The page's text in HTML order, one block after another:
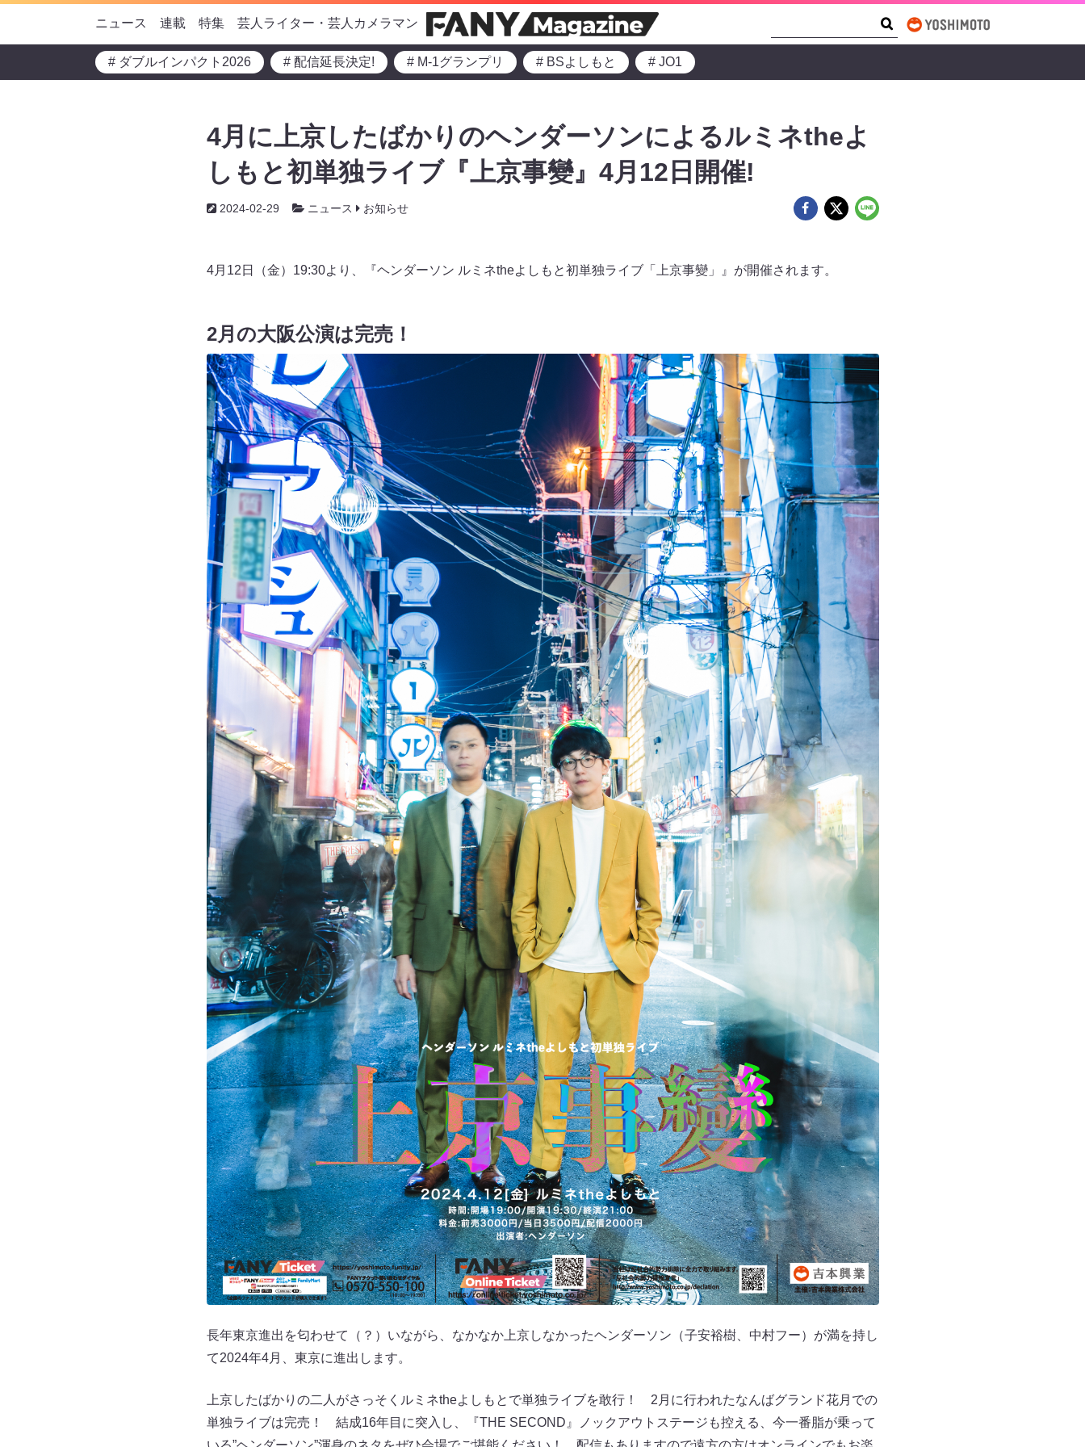
ニュース 連載 特集 芸人ライター・芸人カメラマン
# ダブルインパクト2026 # 配信延長決定! # M-1グランプリ # BSよしもと # JO1
4月に上京したばかりのヘンダーソンによるルミネtheよ
しもと初単独ライブ『上京事變』4月12日開催!
2024-02-29 ニュース お知らせ
4月12日（金）19:30より、『ヘンダーソン ルミネtheよしもと初単独ライブ「上京事變」』が開催されます。
2月の大阪公演は完売！
長年東京進出を匂わせて（？）いながら、なかなか上京しなかったヘンダーソン（子安裕樹、中村フー）が満を持し
て2024年4月、東京に進出します。
上京したばかりの二人がさっそくルミネtheよしもとで単独ライブを敢行！ 2月に行われたなんばグランド花月での
単独ライブは完売！ 結成16年目に突入し、『THE SECOND』ノックアウトステージも控える、今一番脂が乗って